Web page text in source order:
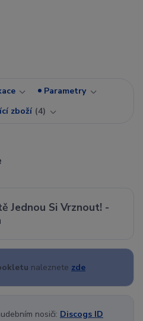
Parametry
zboží 4
Jednou Si Vrznout! -
naleznete zde
nosiči: Discogs ID